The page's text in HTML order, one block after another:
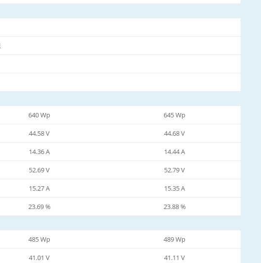
640 Wp 645 Wp
44.58 V 44.68 V
14.36 A 14.44 A
52.69 V 52.79 V
15.27 A 15.35 A
23.69 %
23.88 %
485 Wp 489 Wp
41.01 V 41.11 V